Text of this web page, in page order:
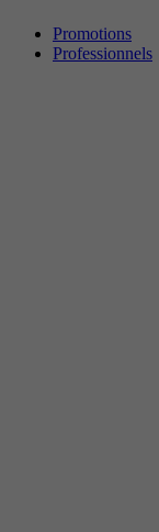
Promotions
Professionnels